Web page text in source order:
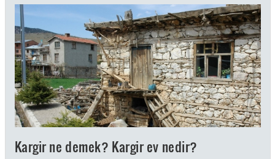
Kargir ne demek? Kargir ev nedir?